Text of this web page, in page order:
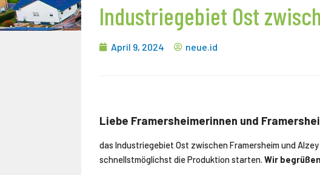
Industriegebiet Ost
April 9, 2024 neue.id
Liebe Framersheimerinnen und
das Industriegebiet Ost zwischen Framersheim und
schnellstmöglichst die Produktion starten.Wir